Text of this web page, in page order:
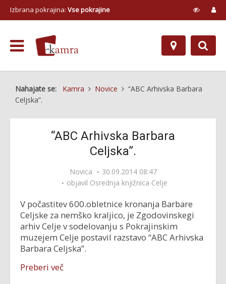
Izbrana pokrajina: Vse pokrajine
Nahajate se: Kamra Novice
“ABC Arhivska Barbara
Celjska”.
“ABC Arhivska Barbara
Celjska”.
Novica
30.09.2014 08:47
objavil Osrednja knjižnica Celje
V počastitev 600.obletnice kronanja Barbare
Celjske za nemško kraljico, je Zgodovinskegi
arhiv Celje v sodelovanju s Pokrajinskim
muzejem Celje postavil razstavo “ABC Arhivska
Barbara Celjska”.
Preberi več